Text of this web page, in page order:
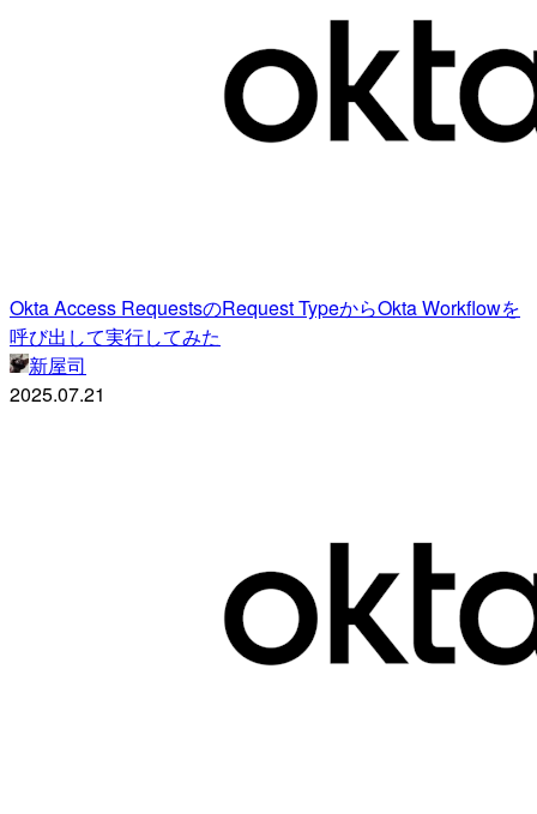
Okta Access RequestsのRequest TypeからOkta Workflowを
呼び出して実行してみた
新屋司
2025.07.21